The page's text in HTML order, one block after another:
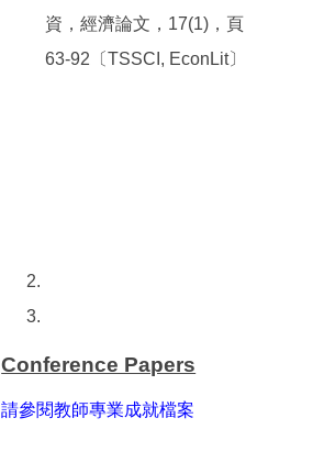
資，經濟論文，17(1)，頁
63-92〔TSSCI, EconLit〕
Conference Papers
請參閱教師專業成就檔案